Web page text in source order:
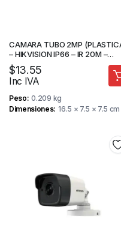
CAMARA TUBO 2MP
– HIKVISION IP66 – IR 20M –
CAMARA DE SEGURIDAD
$13.55
Inc IVA
Peso 0.209 kg
Dimensiones 16.5 × 7.5 × 7.5 cm